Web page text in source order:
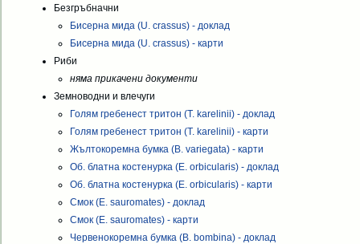
Безгръбначни
Бисерна мида (U. crassus) - доклад
Бисерна мида (U. crassus) - карти
Риби
няма прикачени документи
Земноводни и влечуги
Голям гребенест тритон (T. karelinii) - доклад
Голям гребенест тритон (T. karelinii) - карти
Жълтокоремна бумка (B. variegata) - карти
Об. блатна костенурка (E. orbicularis) - доклад
Об. блатна костенурка (E. orbicularis) - карти
Смок (E. sauromates) - доклад
Смок (E. sauromates) - карти
Червенокоремна бумка (B. bombina) - доклад